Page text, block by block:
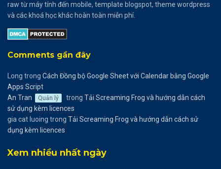
raw từ máy tính đến mobile, template blogspot, theme wordpress
và các khoá học khác hoàn toàn miễn phí.
Comments gần đây
Long trong Cách Đồng bộ Google Sheet với Calendar bằng Google
Apps Script
An Tran
Quản lý trong Tải Screaming Frog và hướng dẫn cách
sử dụng kèm licences
gia cat luoing trong Tải Screaming Frog và hướng dẫn cách sử
dụng kèm licences
Xem nhiều nhất ngày